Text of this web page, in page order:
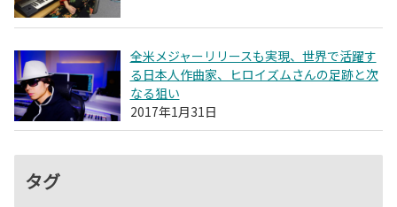
全米メジャーリリースも実現、世界で活躍す
る日本人作曲家、ヒロイズムさんの足跡と次
なる狙い
2017年1月31日
タグ